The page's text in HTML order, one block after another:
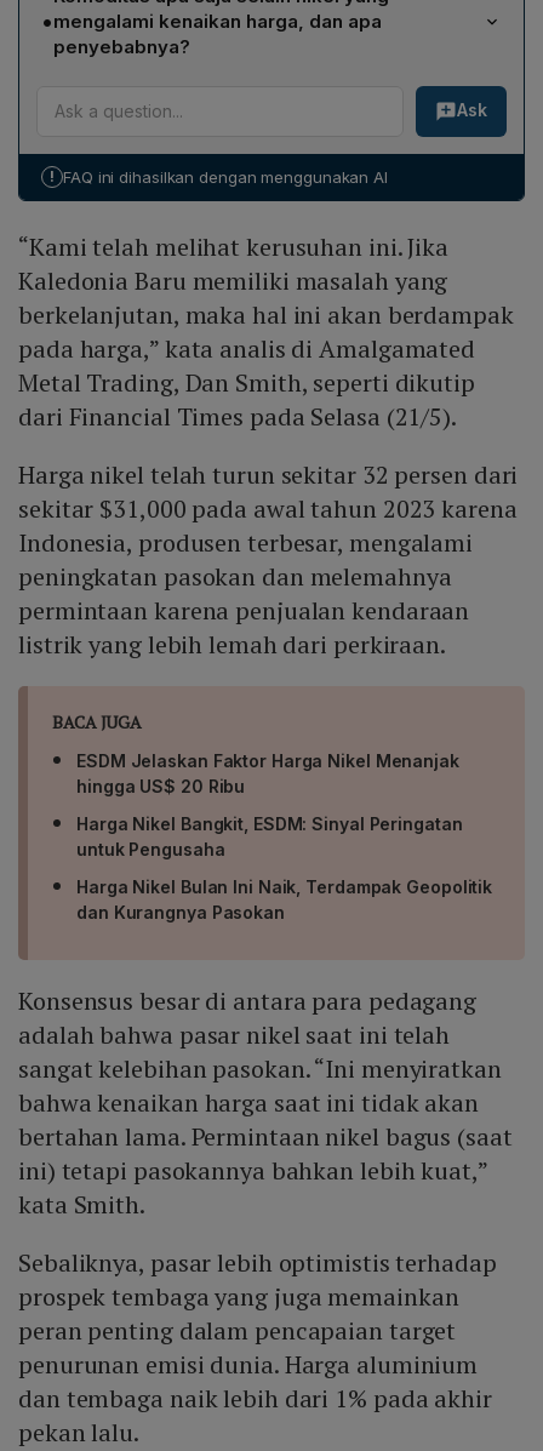
untuk transisi energi bersih. Kedua faktor tersebut
meningkatkan ekspektasi pasar sehingga harga
saat ini mengalami kelebihan pasokan yang signifikan,
terutama karena peningkatan produksi Indonesia dan
penurunan permintaan kendaraan listrik. Meskipun
terjadi lonjakan harga jangka pendek, kelebihan
pasokan diperkirakan akan menekan harga nikel dalam
jangka panjang, terutama jika persetujuan RKAB tetap
tertunda dan produksi terus melimpah.
•mengalami kenaikan harga, dan apa
penyebabnya?
Tembaga dan timah juga mencatat kenaikan harga;
tembaga naik 4,1% menjadi US$ 11.104,50 per ton,
sementara timah mencapai US$ 34.251 per ton.
pasar yang kuat—terutama untuk aplikasi baterai dan
keterlambatan pengesahan RKAB di Indonesia serta
konflik bersenjata di Myanmar yang memengaruhi
Ask
! FAQ ini dihasilkan dengan menggunakan AI
“Kami telah melihat kerusuhan ini. Jika
Kaledonia Baru memiliki masalah yang
berkelanjutan, maka hal ini akan berdampak
pada harga,” kata analis di Amalgamated
Metal Trading, Dan Smith, seperti dikutip
dari Financial Times pada Selasa (21/5).
Harga nikel telah turun sekitar 32 persen dari
sekitar $31,000 pada awal tahun 2023 karena
Indonesia, produsen terbesar, mengalami
peningkatan pasokan dan melemahnya
permintaan karena penjualan kendaraan
listrik yang lebih lemah dari perkiraan.
BACA JUGA
ESDM Jelaskan Faktor Harga Nikel Menanjak
hingga US$ 20 Ribu
Harga Nikel Bangkit, ESDM: Sinyal Peringatan
untuk Pengusaha
Harga Nikel Bulan Ini Naik, Terdampak Geopolitik
dan Kurangnya Pasokan
Konsensus besar di antara para pedagang
adalah bahwa pasar nikel saat ini telah
sangat kelebihan pasokan. “Ini menyiratkan
bahwa kenaikan harga saat ini tidak akan
bertahan lama. Permintaan nikel bagus (saat
ini) tetapi pasokannya bahkan lebih kuat,”
kata Smith.
Sebaliknya, pasar lebih optimistis terhadap
prospek tembaga yang juga memainkan
peran penting dalam pencapaian target
penurunan emisi dunia. Harga aluminium
dan tembaga naik lebih dari 1% pada akhir
pekan lalu.